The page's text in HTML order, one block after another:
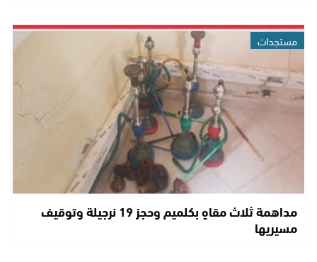
مستجدات
مداهمة ثلاث مقاهٍ بكلميم وحجز 19 نرجيلة وتوقيف
مسيريها